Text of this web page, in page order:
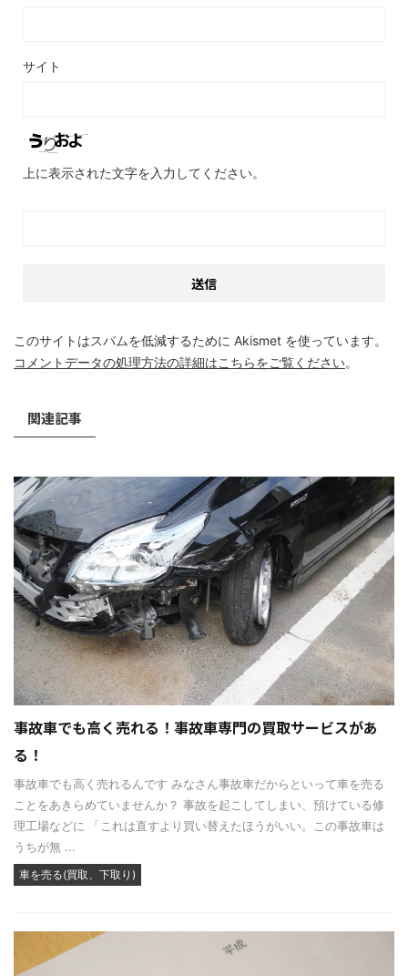
サイト
上に表示された文字を入力してください。
このサイトはスパムを低減するために Akismet を使っています。
コメントデータの処理方法の詳細はこちらをご覧ください。
関連記事
事故車でも高く売れる！事故車専門の買取サービスがあ
る！
事故車でも高く売れるんです みなさん事故車だからといって車を売る
ことをあきらめていませんか？ 事故を起こしてしまい、預けている修
理工場などに 「これは直すより買い替えたほうがいい。この事故車は
うちが無 ...
車を売る(買取、下取り)